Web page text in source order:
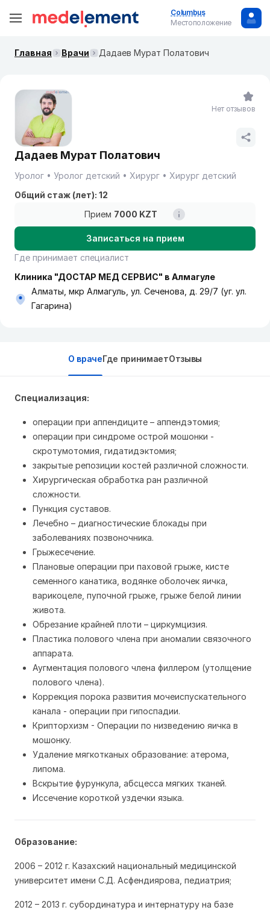
Columbus
Местоположение
Главная Врачи Дадаев Мурат Полатович
Дадаев Мурат Полатович
Уролог Уролог детский Хирург
Хирург детский
Общий стаж (лет): 12
Прием 7000 KZT
Записаться на прием
Где принимает специалист
Клиника "ДОСТАР МЕД СЕРВИС" в Алмагуле
Алматы, мкр Алмагуль, ул. Сеченова, д. 29/7 (уг. ул.
Гагарина)
Нет отзывов
О врачеГде принимаетОтзывы
Специализация:
операции при аппендиците – аппендэтомия;
операции при синдроме острой мошонки -
скротумотомия, гидатидэктомия;
закрытые репозиции костей различной сложности.
Хирургическая обработка ран различной
сложности.
Пункция суставов.
Лечебно – диагностические блокады при
заболеваниях позвоночника.
Грыжесечение.
Плановые операции при паховой грыже, кисте
семенного канатика, водянке оболочек яичка,
варикоцеле, пупочной грыже, грыже белой линии
живота.
Обрезание крайней плоти – циркумцизия.
Пластика полового члена при аномалии связочного
аппарата.
Аугментация полового члена филлером (утолщение
полового члена).
Коррекция порока развития мочеиспускательного
канала - операции при гипоспадии.
Крипторхизм - Операции по низведению яичка в
мошонку.
Удаление мягкотканых образование: атерома,
липома.
Вскрытие фурункула, абсцесса мягких тканей.
Иссечение короткой уздечки языка.
Образование:
2006 – 2012 г. Казахский национальный медицинской
университет имени С.Д. Асфендиярова, педиатрия;
2012 – 2013 г. субординатура и интернатуру на базе